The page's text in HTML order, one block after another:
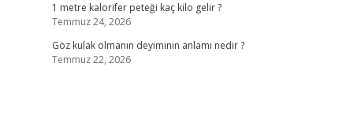
1 metre kalorifer peteği kaç kilo gelir ?
Temmuz 24, 2026
Göz kulak olmanın deyiminin anlamı nedir ?
Temmuz 22, 2026